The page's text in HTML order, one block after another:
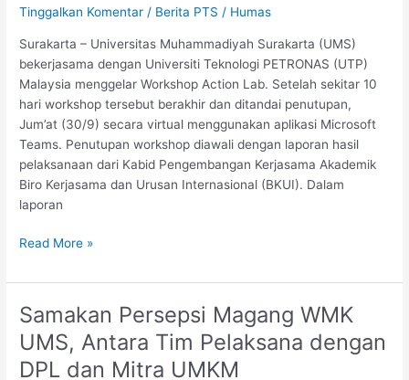
Tinggalkan Komentar / Berita PTS / Humas
Surakarta – Universitas Muhammadiyah Surakarta (UMS)
bekerjasama dengan Universiti Teknologi PETRONAS (UTP)
Malaysia menggelar Workshop Action Lab. Setelah sekitar 10
hari workshop tersebut berakhir dan ditandai penutupan,
Jum’at (30/9) secara virtual menggunakan aplikasi Microsoft
Teams. Penutupan workshop diawali dengan laporan hasil
pelaksanaan dari Kabid Pengembangan Kerjasama Akademik
Biro Kerjasama dan Urusan Internasional (BKUI). Dalam
laporan
adalah
kunci
untuk
mengimplementasikan
hasil
yang
kita
kerjakan
Read More »
Samakan Persepsi Magang WMK
UMS, Antara Tim Pelaksana dengan
DPL dan Mitra UMKM
Samakan
Persepsi
Magang
WMK